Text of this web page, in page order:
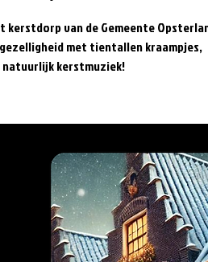
van de Gemeente
met tientallen kraampjes,
kerstmuziek!